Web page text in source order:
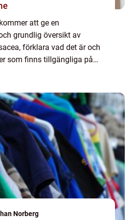
att ge en
grundlig översikt av
förklara vad det är och
som finns tillgängliga på
Norberg